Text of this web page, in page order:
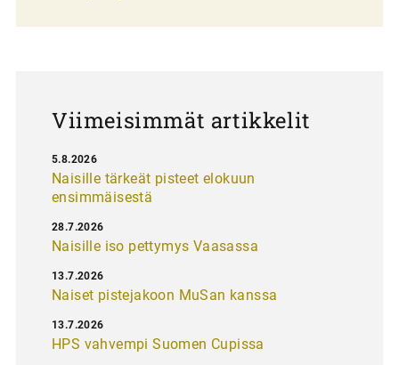
Viimeisimmät artikkelit
Naisille tärkeät pisteet elokuun
ensimmäisestä
5.8.2026
Naisille iso pettymys Vaasassa
28.7.2026
Naiset pistejakoon MuSan kanssa
13.7.2026
HPS vahvempi Suomen Cupissa
13.7.2026